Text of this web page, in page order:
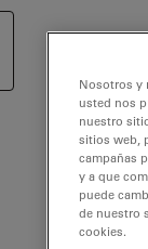
TCS
Nosotros y
usted nos
nuestro
sitios web,
campañas
y a que
puede
de nuestro
cookies.